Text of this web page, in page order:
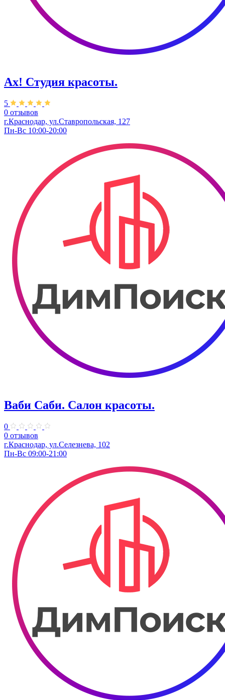
Ах! Студия красоты.
5
0 отзывов
г.Краснодар, ул.Ставропольская, 127
Пн-Вс 10:00-20:00
Ваби Саби. Салон красоты.
0
0 отзывов
г.Краснодар, ул.Селезнева, 102
Пн-Вс 09:00-21:00